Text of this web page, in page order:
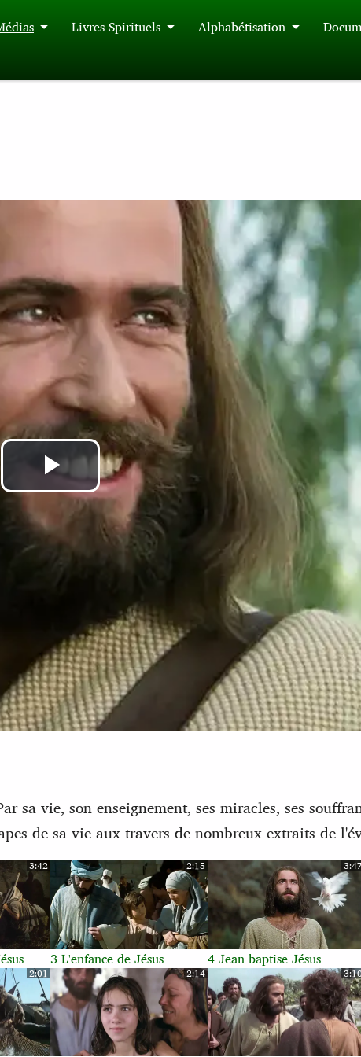
Livres Spirituels Alphabétisation
Lire
la
vidéo
sa vie, son enseignement, ses miracles, ses
de sa vie aux travers de nombreux extraits de
3:42 2:15
3 L'enfance de Jésus 4 Jean baptise Jésus
2:01 2:14